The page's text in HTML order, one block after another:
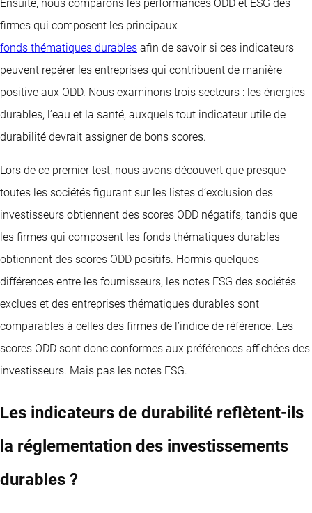
Ensuite, nous comparons les performances ODD et ESG des
firmes qui composent les principaux
fonds thématiques durables afin de savoir si ces indicateurs
peuvent repérer les entreprises qui contribuent de manière
positive aux ODD. Nous examinons trois secteurs : les énergies
durables, l’eau et la santé, auxquels tout indicateur utile de
durabilité devrait assigner de bons scores.
Lors de ce premier test, nous avons découvert que presque
toutes les sociétés figurant sur les listes d’exclusion des
investisseurs obtiennent des scores ODD négatifs, tandis que
les firmes qui composent les fonds thématiques durables
obtiennent des scores ODD positifs. Hormis quelques
différences entre les fournisseurs, les notes ESG des sociétés
exclues et des entreprises thématiques durables sont
comparables à celles des firmes de l’indice de référence. Les
scores ODD sont donc conformes aux préférences affichées des
investisseurs. Mais pas les notes ESG.
Les indicateurs de durabilité reflètent-ils
la réglementation des investissements
durables ?